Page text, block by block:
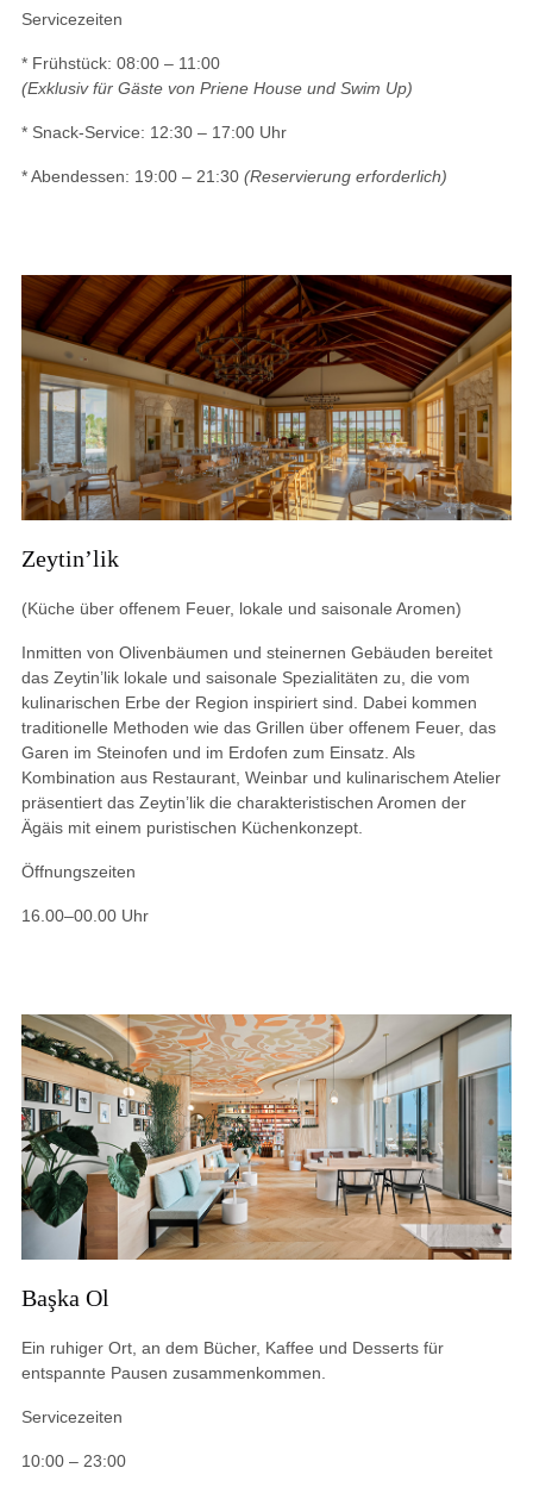
Servicezeiten
* Frühstück: 08:00 – 11:00
(Exklusiv für Gäste von Priene House und Swim Up)
* Snack-Service: 12:30 – 17:00 Uhr
* Abendessen: 19:00 – 21:30 (Reservierung erforderlich)
Zeytin’lik
(Küche über offenem Feuer, lokale und saisonale Aromen)
Inmitten von Olivenbäumen und steinernen Gebäuden bereitet
das Zeytin’lik lokale und saisonale Spezialitäten zu, die vom
kulinarischen Erbe der Region inspiriert sind. Dabei kommen
traditionelle Methoden wie das Grillen über offenem Feuer, das
Garen im Steinofen und im Erdofen zum Einsatz. Als
Kombination aus Restaurant, Weinbar und kulinarischem Atelier
präsentiert das Zeytin’lik die charakteristischen Aromen der
Ägäis mit einem puristischen Küchenkonzept.
Öffnungszeiten
16.00–00.00 Uhr
Başka Ol
Ein ruhiger Ort, an dem Bücher, Kaffee und Desserts für
entspannte Pausen zusammenkommen.
Servicezeiten
10:00 – 23:00